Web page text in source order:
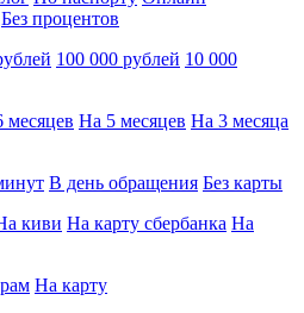
Без процентов
100 000 рублей 10 000
месяцев На 5 месяцев На 3 месяца
В день обращения Без карты
киви На карту сбербанка На
На карту